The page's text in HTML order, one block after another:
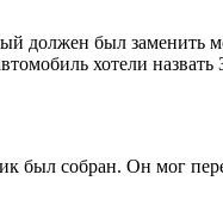
должен был заменить
хотели
был собран. Он мог